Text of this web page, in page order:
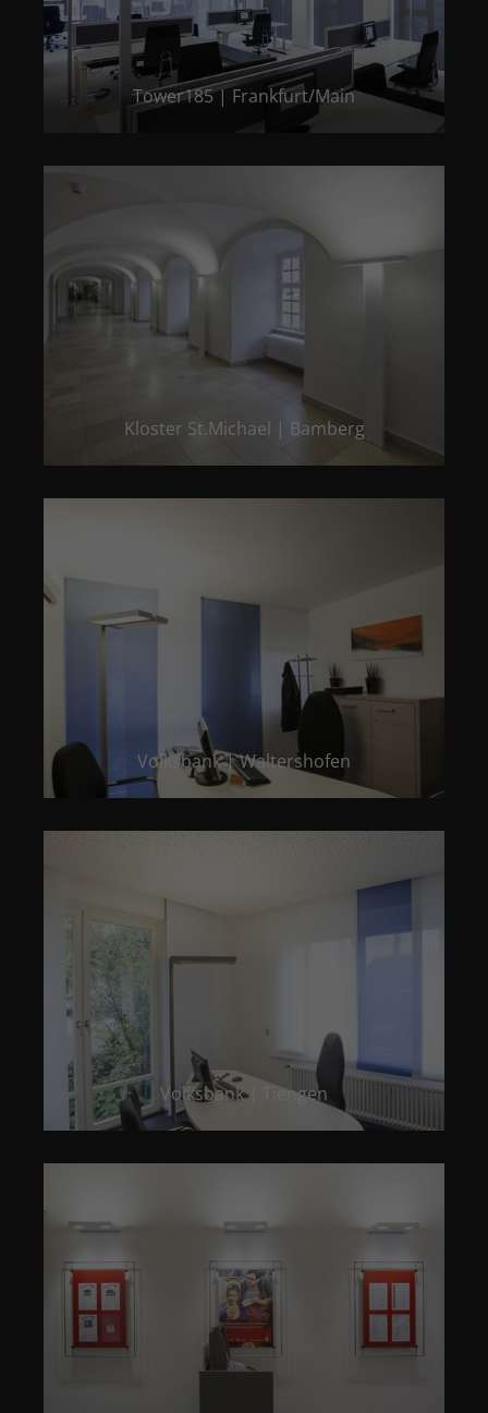
Tower185 | Frankfurt/Main
Kloster St.Michael | Bamberg
Volksbank | Waltershofen
Volksbank | Tiengen